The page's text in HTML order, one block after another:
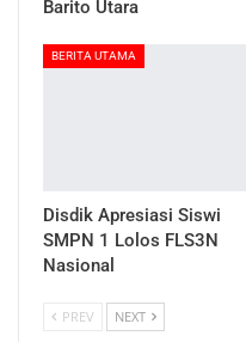
Barito Utara
BERITA UTAMA
Disdik Apresiasi Siswi
SMPN 1 Lolos FLS3N
Nasional
PREV NEXT